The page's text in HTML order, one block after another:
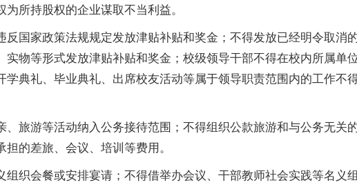
所持股权的企业谋取不当利益。
国家政策法规规定发放津贴补贴和奖金；不得发放已经明令取消
物等形式发放津贴补贴和奖金；校级领导干部不得在校内所属单
典礼、毕业典礼、出席校友活动等属于领导职责范围内的工作不
旅游等活动纳入公务接待范围；不得组织公款旅游和与公务无关
的差旅、会议、培训等费用。
织会餐或安排宴请；不得借举办会议、干部教师社会实践等名义